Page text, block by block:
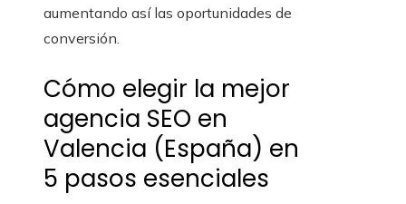
aumentando así las oportunidades de
conversión.
Cómo elegir la mejor
agencia SEO en
Valencia (España) en
5 pasos esenciales